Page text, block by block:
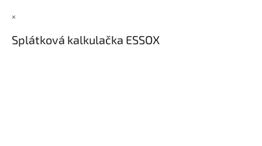
×
Splátková kalkulačka ESSOX